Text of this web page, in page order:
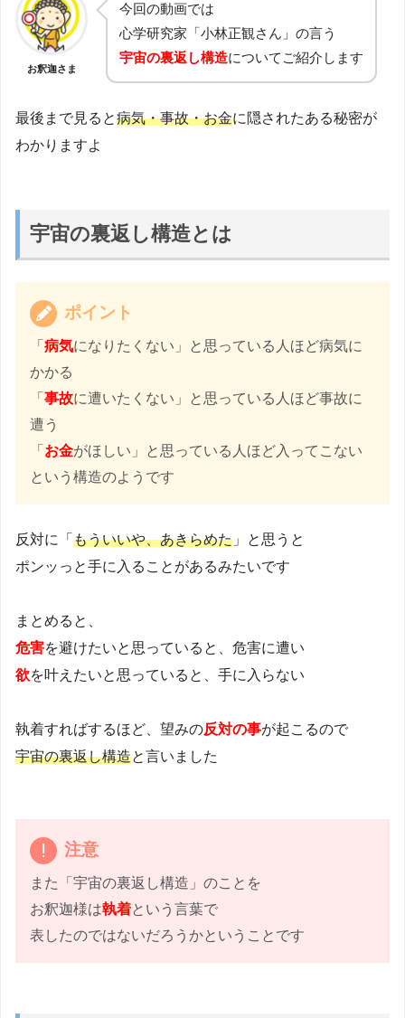
お釈迦さま
今回の動画では
心学研究家「小林正観さん」の言う
宇宙の裏返し構造についてご紹介します
最後まで見ると病気・事故・お金に隠されたある秘密が
わかりますよ
宇宙の裏返し構造とは
ポイント
「 病気になりたくない」と思っている人ほど病気に
かかる
「 事故に遭いたくない」と思っている人ほど事故に
遭う
「 お金がほしい」と思っている人ほど入ってこない
という構造のようです
反対に「 もういいや、あきらめた 」と思うと
ポンッっと手に入ることがあるみたいです
まとめると、
危害を避けたいと思っていると、危害に遭い
欲を叶えたいと思っていると、手に入らない
執着すればするほど、望みの反対の事が起こるので
宇宙の裏返し構造と言いました
注意
また「宇宙の裏返し構造」のことを
お釈迦様は執着という言葉で
表したのではないだろうかということです